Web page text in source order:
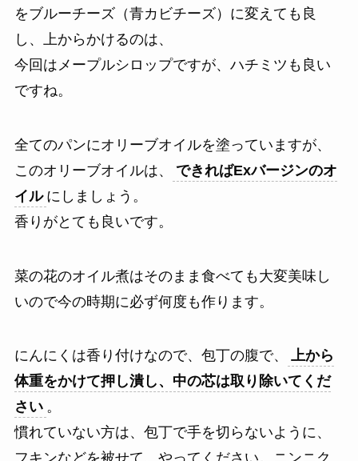
をブルーチーズ（青カビチーズ）に変えても良
し、上からかけるのは、
今回はメープルシロップですが、ハチミツも良い
ですね。
全てのパンにオリーブオイルを塗っていますが、
このオリーブオイルは、
できればExバージンのオ
イル にしましょう。
香りがとても良いです。
菜の花のオイル煮はそのまま食べても大変美味し
いので今の時期に必ず何度も作ります。
にんにくは香り付けなので、包丁の腹で、
上から
体重をかけて押し潰し、中の芯は取り除いてくだ
さい 。
慣れていない方は、包丁で手を切らないように、